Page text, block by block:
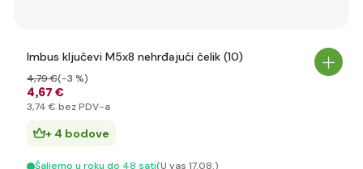
Imbus ključevi M5x8 nehrđajući čelik (10)
4,67 €
4,79 €(-3 %)
3,74 € bez PDV-a
+ 4 bodove
Šaljemo u roku do 48 sati(U vas 17.08.)